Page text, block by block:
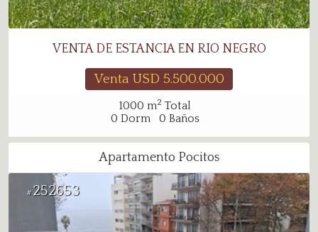
VENTA DE ESTANCIA EN RIO NEGRO
Venta USD 5.500.000
1000 m2 Total
0 Dorm 0 Baños
Apartamento Pocitos
#252653